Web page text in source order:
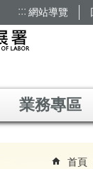
::: 網站導覽
業務專區
首頁